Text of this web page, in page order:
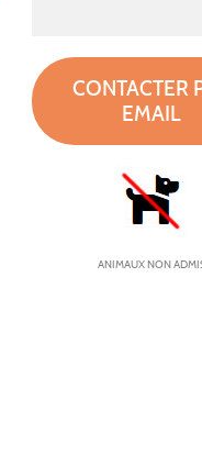
CONTACTER
EMAIL
ANIMAUX NON